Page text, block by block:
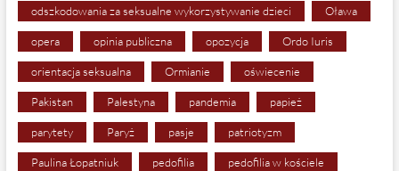
odszkodowania za seksualne wykorzystywanie dzieci Oława
opera opinia publiczna opozycja Ordo Iuris
orientacja seksualna Ormianie oświecenie
Pakistan Palestyna pandemia papież
parytety Paryż pasje patriotyzm
Paulina Łopatniuk pedofilia pedofilia w kościele